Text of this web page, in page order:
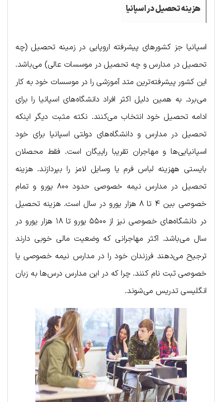
هزینه تحصیل در اسپانیا
اسپانیا جز کشورهای پیشرفته اروپایی در زمینه تحصیل (چه
تحصیل در مدارس و چه تحصیل در موسسات عالی) می‌باشد.
این کشور پیشرفته‌ترین متد آموزشی را در موسسات خود به کار
می‌برد. به همین دلیل اکثر افراد دانشگاه‌های اسپانیا را برای
ادامه تحصیل خود انتخاب می‌کنند. نکته مثبت دیگر اینکه
تحصیل در مدارس و دانشگاه‌های دولتی اسپانیا برای خود
اسپانیا‌یی‌‎ها و مهاجران تقریبا راییگان است. فقط محصلان
بایستی ههزینه لباس فرم یا وسایل لامز را بپردازند. هزینه
تحصیل در مدارس نیمه خصوصی حدود ۸۰۰ یورو و تمام
خصوصی بین ۴ تا ۸ هزار یورو در سال است. هزینه تحصیل
در دانشگاه‌های خصوصی نیز از ۵۵۰۰ یورو تا ۱۸ هزار یورو در
سال می‌باشد. اکثر مهاجرانی که وضعیت مالی خوبی دارند
ترجیح می‌دهند فرزندان خود را در مدارس نیمه خصوصی یا
خصوصی ثبت نام کنند. چرا که در این مدارس درس‌ها به زبان
انگلیسی تدریس می‌شوند.